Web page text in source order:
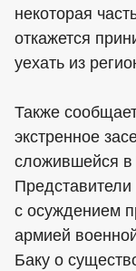
некоторая
откажется
уехать из
Также
экстренное
сложившейся в
с осуждением
армией
Баку о